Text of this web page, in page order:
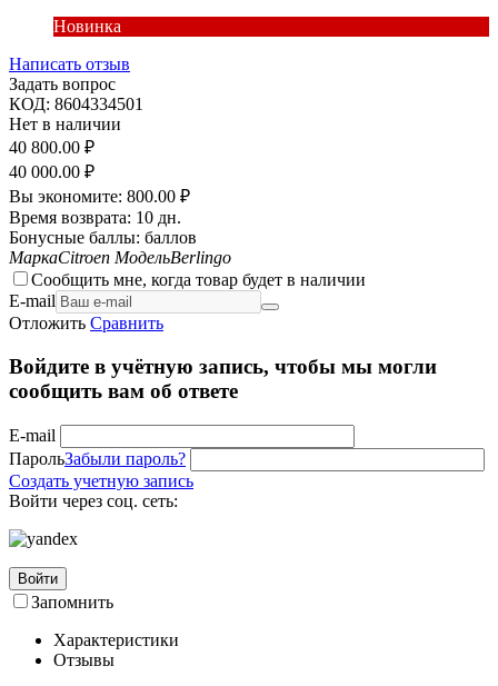
Новинка
Написать отзыв
Задать вопрос
КОД: 8604334501
Нет в наличии
40 800.00 ₽
40 000.00 ₽
Вы экономите: 800.00 ₽
Время возврата: 10 дн.
Бонусные баллы: баллов
МаркаCitroen МодельBerlingo
Сообщить мне, когда товар будет в наличии
E-mail
Отложить Сравнить
Войдите в учётную запись, чтобы мы могли
сообщить вам об ответе
E-mail
ПарольЗабыли пароль?
Создать учетную запись
Войти через соц. сеть:
Войти
Запомнить
Характеристики
Отзывы